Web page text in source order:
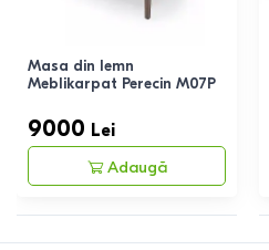
Masa din lemn
Meblikarpat Perecin M07P
9000 Lei
Adaugă